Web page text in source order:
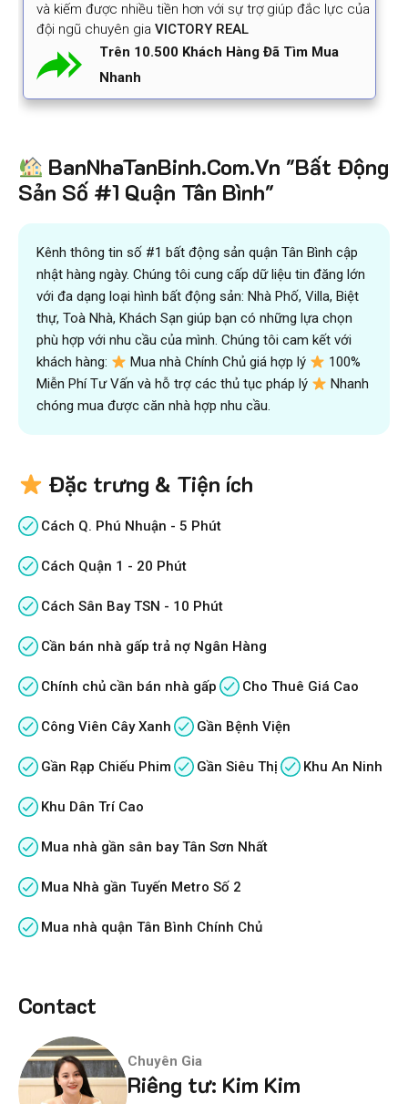
và kiếm được nhiều tiền hơn với sự trợ giúp đắc lực của
đội ngũ chuyên gia VICTORY REAL
Trên 10.500 Khách Hàng Đã Tìm Mua
Nhanh
BanNhaTanBinh.Com.Vn "Bất Động
Sản Số #1 Quận Tân Bình"
Kênh thông tin số #1 bất động sản quận Tân Bình cập
nhật hàng ngày. Chúng tôi cung cấp dữ liệu tin đăng lớn
với đa dạng loại hình bất động sản: Nhà Phố, Villa, Biệt
thự, Toà Nhà, Khách Sạn giúp bạn có những lựa chọn
phù hợp với nhu cầu của mình. Chúng tôi cam kết với
khách hàng:
Mua nhà Chính Chủ giá hợp lý
100%
Miễn Phí Tư Vấn và hỗ trợ các thủ tục pháp lý
Nhanh
chóng mua được căn nhà hợp nhu cầu.
Đặc trưng & Tiện ích
Cách Q. Phú Nhuận - 5 Phút
Cách Quận 1 - 20 Phút
Cách Sân Bay TSN - 10 Phút
Cần bán nhà gấp trả nợ Ngân Hàng
Chính chủ cần bán nhà gấp Cho Thuê Giá Cao
Công Viên Cây Xanh Gần Bệnh Viện
Gần Rạp Chiếu Phim Gần Siêu Thị Khu An Ninh
Khu Dân Trí Cao
Mua nhà gần sân bay Tân Sơn Nhất
Mua Nhà gần Tuyến Metro Số 2
Mua nhà quận Tân Bình Chính Chủ
Contact
Chuyên Gia
Riêng tư: Kim Kim